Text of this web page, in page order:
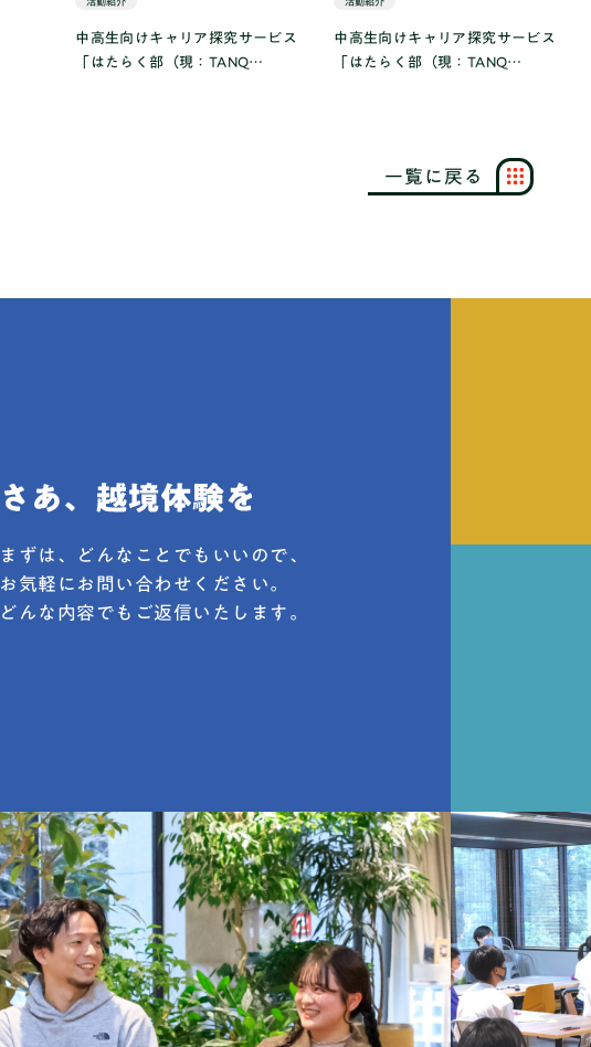
中高生向けキャリア探究サービス
「はたらく部（現：TANQ
中高生向けキャリア探究サービス
「はたらく部（現：TANQ
一覧 に 戻 る
まずは、どんなことでもいいので、
お気軽にお問い合わせください。
どんな内容でもご返信いたします。